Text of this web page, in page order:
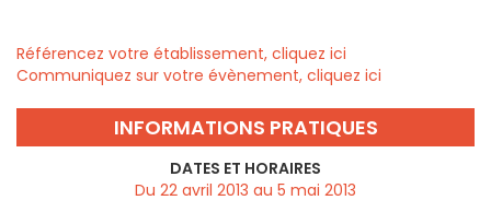
Référencez votre établissement, cliquez ici
Communiquez sur votre évènement, cliquez ici
INFORMATIONS PRATIQUES
DATES ET HORAIRES
Du 22 avril 2013 au 5 mai 2013